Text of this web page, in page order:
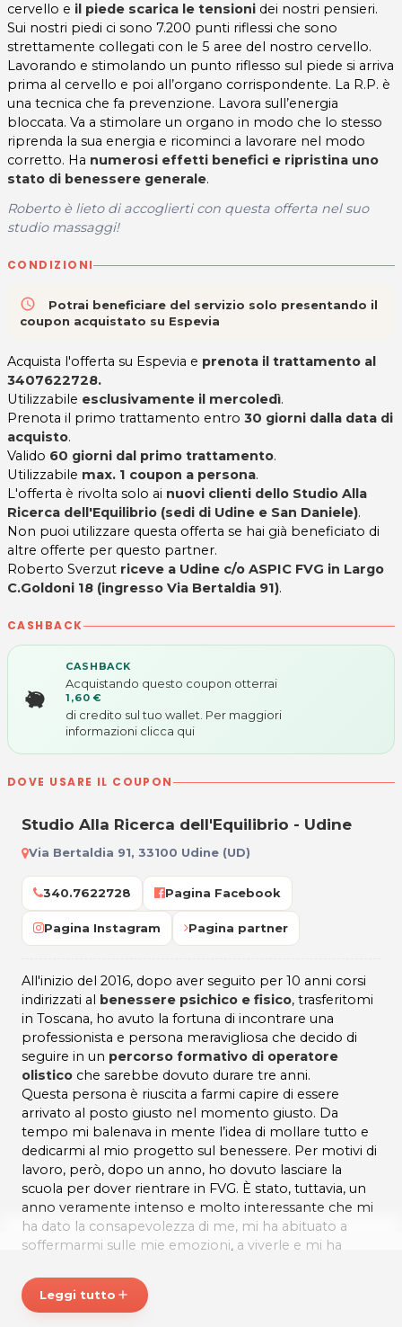
cervello e il piede scarica le tensioni dei nostri pensieri.
Sui nostri piedi ci sono 7.200 punti riflessi che sono
strettamente collegati con le 5 aree del nostro cervello.
Lavorando e stimolando un punto riflesso sul piede si arriva
prima al cervello e poi all’organo corrispondente. La R.P. è
una tecnica che fa prevenzione. Lavora sull’energia
bloccata. Va a stimolare un organo in modo che lo stesso
riprenda la sua energia e ricominci a lavorare nel modo
corretto. Ha numerosi effetti benefici e ripristina uno
stato di benessere generale.
Roberto è lieto di accoglierti con questa offerta nel suo
studio massaggi!
CONDIZIONI
access_time
Potrai beneficiare del servizio solo presentando il
coupon acquistato su Espevia
Acquista l'offerta su Espevia e prenota il trattamento al
3407622728.
Utilizzabile esclusivamente il mercoledì.
Prenota il primo trattamento entro 30 giorni dalla data di
acquisto.
Valido 60 giorni dal primo trattamento.
Utilizzabile max. 1 coupon a persona.
L'offerta è rivolta solo ai nuovi clienti dello Studio Alla
Ricerca dell'Equilibrio (sedi di Udine e San Daniele).
Non puoi utilizzare questa offerta se hai già beneficiato di
altre offerte per questo partner.
Roberto Sverzut riceve a Udine c/o ASPIC FVG in Largo
C.Goldoni 18 (ingresso Via Bertaldia 91).
CASHBACK
CASHBACK
Acquistando questo coupon otterrai
1,60 €
di credito sul tuo wallet. Per maggiori
informazioni clicca qui
DOVE USARE IL COUPON
Studio Alla Ricerca dell'Equilibrio - Udine
Via Bertaldia 91, 33100 Udine (UD)
340.7622728 Pagina Facebook
Pagina Instagram Pagina partner
All'inizio del 2016, dopo aver seguito per 10 anni corsi
indirizzati al benessere psichico e fisico, trasferitomi
in Toscana, ho avuto la fortuna di incontrare una
professionista e persona meravigliosa che decido di
seguire in un percorso formativo di operatore
olistico che sarebbe dovuto durare tre anni.
Questa persona è riuscita a farmi capire di essere
arrivato al posto giusto nel momento giusto. Da
tempo mi balenava in mente l’idea di mollare tutto e
dedicarmi al mio progetto sul benessere. Per motivi di
lavoro, però, dopo un anno, ho dovuto lasciare la
scuola per dover rientrare in FVG. È stato, tuttavia, un
anno veramente intenso e molto interessante che mi
ha dato la consapevolezza di me, mi ha abituato a
soffermarmi sulle mie emozioni, a viverle e mi ha
livello emotivo, con le energie e le emozioni
reciproche. È grande la soddisfazione di
Leggi tutto add